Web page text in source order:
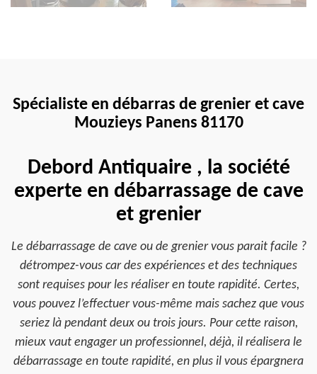
Spécialiste en débarras de grenier et cave
Mouzieys Panens 81170
Debord Antiquaire , la société
experte en débarrassage de cave
et grenier
Le débarrassage de cave ou de grenier vous parait facile ?
détrompez-vous car des expériences et des techniques
sont requises pour les réaliser en toute rapidité. Certes,
vous pouvez l’effectuer vous-même mais sachez que vous
seriez là pendant deux ou trois jours. Pour cette raison,
mieux vaut engager un professionnel, déjà, il réalisera le
débarrassage en toute rapidité, en plus il vous épargnera